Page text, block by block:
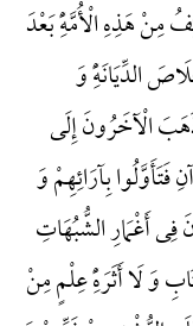
مِنْ هَذِهِ الْأُمَّهًِْ بَعْدَ
الدِّیَانَهًِْ وَ
الْآخَرُونَ إِلَی
فَتَأَوَّلُوا بِآرَائِهِمْ وَ
فِی أَغْمَارِ الشُّبُهَاتِ
وَ لَا أَثَرَهًِْ عِلْمٍ مِنْ